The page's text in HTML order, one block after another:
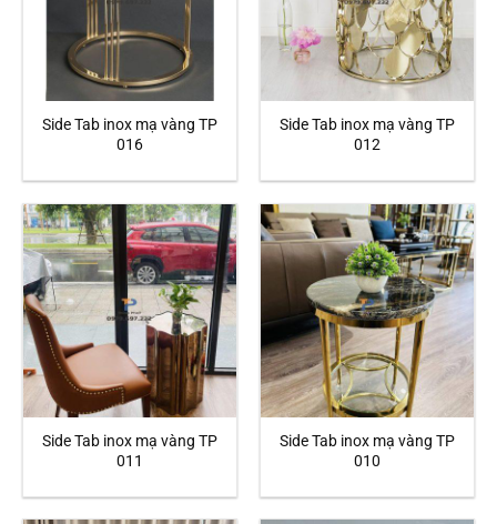
Side Tab inox mạ vàng TP
016
Side Tab inox mạ vàng TP
012
Side Tab inox mạ vàng TP
011
Side Tab inox mạ vàng TP
010